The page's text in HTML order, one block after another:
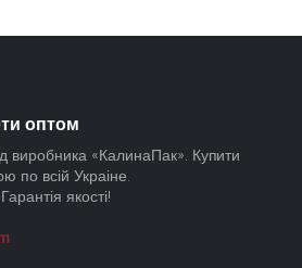
оптом
виробника «КалинаПак». Купити
по всій Украіне.
якості!